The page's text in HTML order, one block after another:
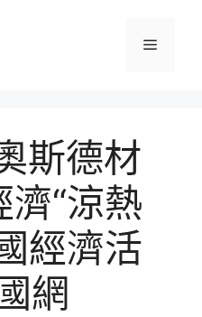
選
斯德材
“涼熱
經濟活
網